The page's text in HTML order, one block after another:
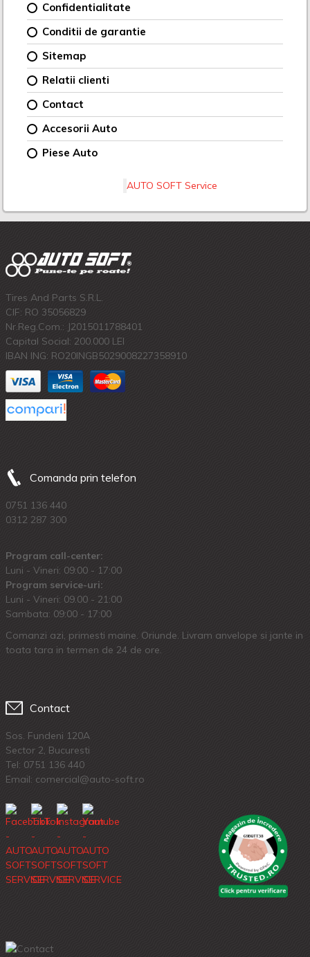
Confidentialitate
Conditii de garantie
Sitemap
Relatii clienti
Contact
Accesorii Auto
Piese Auto
AUTO SOFT Service
Tires And Parts S.R.L.
CIF: RO 35056829
Nr.Reg.Com.: J2015011788401
Capital Social: 200.000 LEI
IBAN ING: RO20INGB5029008227358910
Comanda prin telefon
0751 136 440
0312 287 300
Program call-center:
Luni - Vineri: 09:00 - 17:00
Program service-uri:
Luni - Vineri: 09.00 - 21:00
Sambata: 09:00 - 17:00
Comanzi azi, primesti maine. Oriunde. Livram anvelope si jante in
toata tara in termen de 24 de ore.
Contact
Sos. Fundeni 120A
Sector 2, Bucuresti
Tel: 0751 136 440
Email: comercial@auto-soft.ro